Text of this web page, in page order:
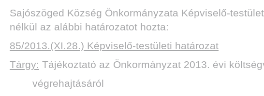
Sajószöged Község Önkormányzata Képviselő-
nélkül az alábbi határozatot hozta:
85/2013.(XI.28.) Képviselő-testületi határozat
Tárgy: Tájékoztató az Önkormányzat 2013. évi
végrehajtásáról